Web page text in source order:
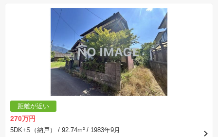
距離が近い
270万円
5DK+S（納戸） / 92.74m² / 1983年9月